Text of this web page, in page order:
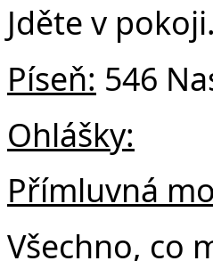
Jděte v pokoji.
Píseň: 546
Ohlášky:
Přímluvná
Všechno, co